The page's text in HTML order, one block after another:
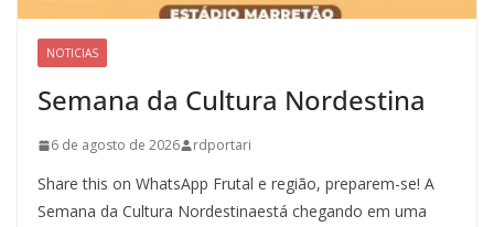
NOTICIAS
Semana da Cultura Nordestina
6 de agosto de 2026 rdportari
Share this on WhatsApp Frutal e região, preparem-se! A
Semana da Cultura Nordestinaestá chegando em uma